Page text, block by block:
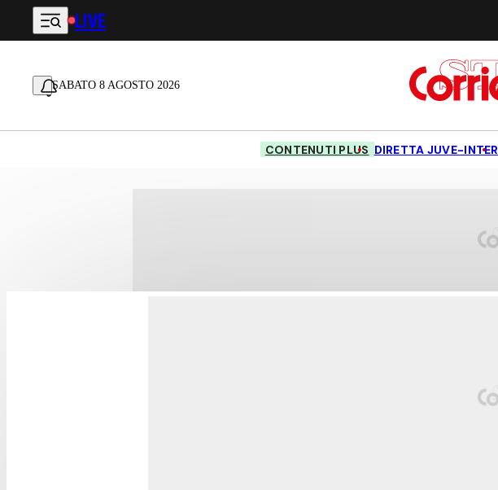
Vai al contenuto principale
LIVE
SABATO 8 AGOSTO 2026
CONTENUTI PLUS DIRETTA JUVE-INTER